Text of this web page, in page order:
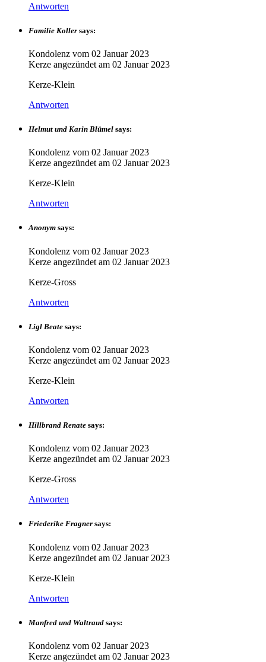
Antworten
Familie Koller says:
Kondolenz vom 02 Januar 2023
Kerze angezündet am 02 Januar 2023
Kerze-Klein
Antworten
Helmut und Karin Blümel says:
Kondolenz vom 02 Januar 2023
Kerze angezündet am 02 Januar 2023
Kerze-Klein
Antworten
Anonym says:
Kondolenz vom 02 Januar 2023
Kerze angezündet am 02 Januar 2023
Kerze-Gross
Antworten
Ligl Beate says:
Kondolenz vom 02 Januar 2023
Kerze angezündet am 02 Januar 2023
Kerze-Klein
Antworten
Hillbrand Renate says:
Kondolenz vom 02 Januar 2023
Kerze angezündet am 02 Januar 2023
Kerze-Gross
Antworten
Friederike Fragner says:
Kondolenz vom 02 Januar 2023
Kerze angezündet am 02 Januar 2023
Kerze-Klein
Antworten
Manfred und Waltraud says:
Kondolenz vom 02 Januar 2023
Kerze angezündet am 02 Januar 2023